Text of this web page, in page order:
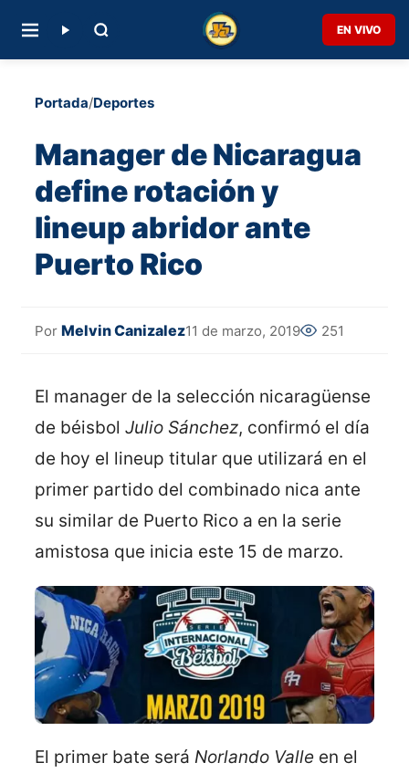
EN VIVO
Portada/Deportes
Manager de Nicaragua
define rotación y
lineup abridor ante
Puerto Rico
Por Melvin Canizalez11 de marzo, 2019 251
El manager de la selección nicaragüense
de béisbol Julio Sánchez, confirmó el día
de hoy el lineup titular que utilizará en el
primer partido del combinado nica ante
su similar de Puerto Rico a en la serie
amistosa que inicia este 15 de marzo.
El primer bate será Norlando Valle en el